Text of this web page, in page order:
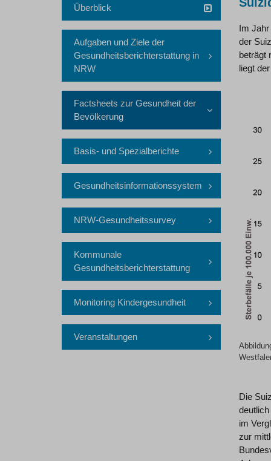
Überblick
Aufgaben und Ziele der
Gesundheitsberichterstattung in
NRW
Factsheets zur Gesundheit der
Bevölkerung
Basis- und Spezialberichte
Gesundheitsinformationssystem
NRW-Gesundheitssurvey
Kommunale
Gesundheitsberichterstattung
Monitoring Kindergesundheit
Veranstaltungen
Im
der
beträgt
liegt
Die
im
zur